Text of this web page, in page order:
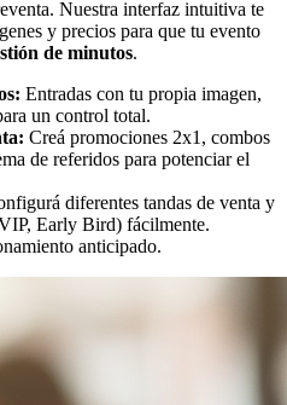
Nuestra interfaz intuitiva te
y precios para que tu evento
de minutos.
Entradas con tu propia imagen,
un control total.
Creá promociones 2x1, combos
de referidos para potenciar el
diferentes tandas de venta y
Early Bird) fácilmente.
anticipado.